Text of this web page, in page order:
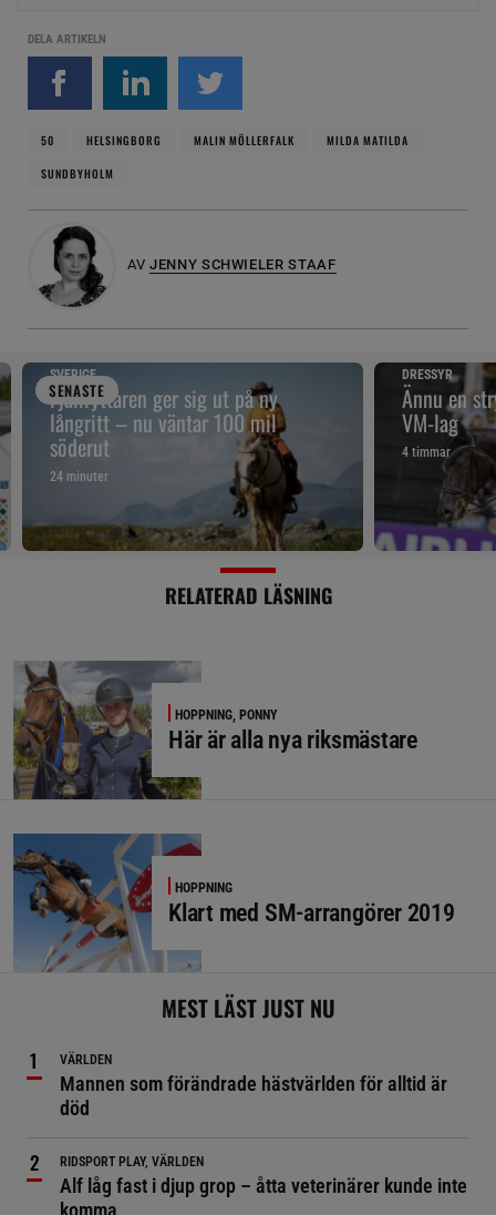
DELA ARTIKELN
50 HELSINGBORG MALIN MÖLLERFALK
MILDA MATILDA
SUNDBYHOLM
AV JENNY SCHWIELER STAAF
SENASTE
SVERIGE
Fjällryttaren ger sig ut på ny
långritt – nu väntar 100 mil
söderut
24 minuter
DRESSYR
Ännu en
VM-lag
4 timmar
RELATERAD LÄSNING
HOPPNING, PONNY
Här är alla nya riksmästare
HOPPNING
Klart med SM-arrangörer 2019
MEST LÄST JUST NU
VÄRLDEN
Mannen som förändrade hästvärlden för alltid är
död
RIDSPORT PLAY, VÄRLDEN
Alf låg fast i djup grop – åtta veterinärer kunde inte